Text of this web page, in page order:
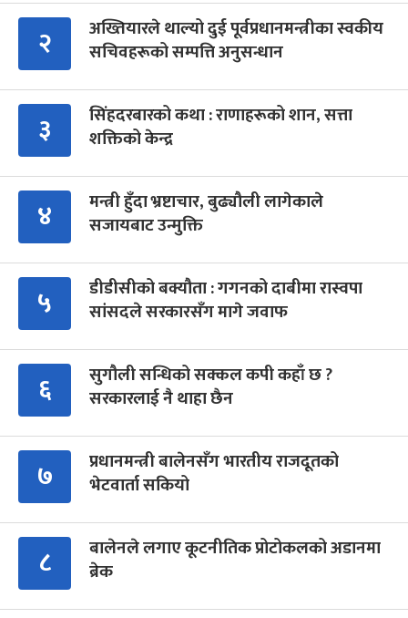
२
अख्तियारले थाल्यो दुई पूर्वप्रधानमन्त्रीका स्वकीय
सचिवहरूको सम्पत्ति अनुसन्धान
३
सिंहदरबारको कथा : राणाहरूको शान, सत्ता
शक्तिको केन्द्र
४
मन्त्री हुँदा भ्रष्टाचार, बुढ्यौली लागेकाले
सजायबाट उन्मुक्ति
५
डीडीसीको बक्यौता : गगनको दाबीमा रास्वपा
सांसदले सरकारसँग मागे जवाफ
६
सुगौली सन्धिको सक्कल कपी कहाँ छ ?
सरकारलाई नै थाहा छैन
७
प्रधानमन्त्री बालेनसँग भारतीय राजदूतको
भेटवार्ता सकियो
८
बालेनले लगाए कूटनीतिक प्रोटोकलको अडानमा
ब्रेक